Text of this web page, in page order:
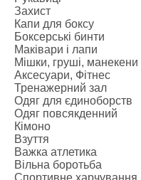
Захист
Капи для боксу
Боксерські бинти
Маківари і лапи
Мішки, груші, манекени
Аксесуари, Фітнес
Тренажерний зал
Одяг для єдиноборств
Одяг повсякденний
Кімоно
Взуття
Важка атлетика
Вільна боротьба
Спортивне харчування